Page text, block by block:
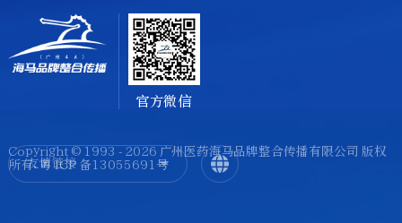
官方微信
友情链接
Copyright © 1993 - 2026 广州医药海马品牌整合传播有限公司 版权
所有.粤 ICP 备13055691号